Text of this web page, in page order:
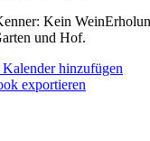
Kein
und Hof.
hinzufügen
exportieren